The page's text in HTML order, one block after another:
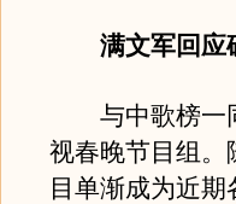
满文军回应
与中歌榜一同
视春晚节目组。
目单渐成为近